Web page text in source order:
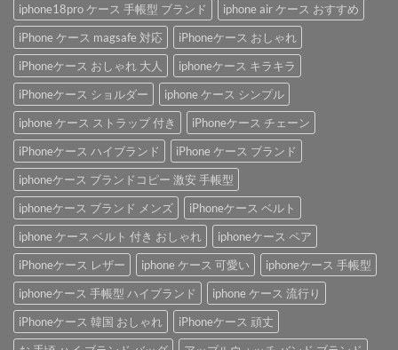
iphone18pro ケース 手帳型 ブランド
iphone air ケース おすすめ
iPhone ケース magsafe 対応
iPhoneケース おしゃれ
iPhoneケース おしゃれ 大人
iphoneケース キラキラ
iPhoneケース ショルダー
iphone ケース シンプル
iphone ケース ストラップ 付き
iPhoneケース チェーン
iPhoneケース ハイブランド
iPhone ケース ブランド
iphoneケース ブランドコピー 激安 手帳型
iphoneケース ブランド メンズ
iPhoneケース ベルト
iphone ケース ベルト 付き おしゃれ
iphoneケース ペア
iPhoneケース レザー
iphone ケース 可愛い
iphoneケース 手帳型
iphoneケース 手帳型 ハイブランド
iphone ケース 流行り
iPhoneケース 韓国 おしゃれ
iPhoneケース 頑丈